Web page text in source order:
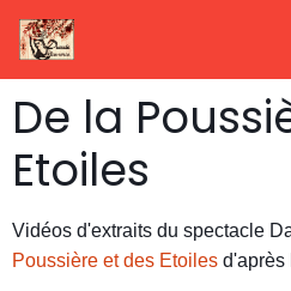
De la
Etoiles
Vidéos d'extraits du spectacle
Poussière et des Etoiles d'après